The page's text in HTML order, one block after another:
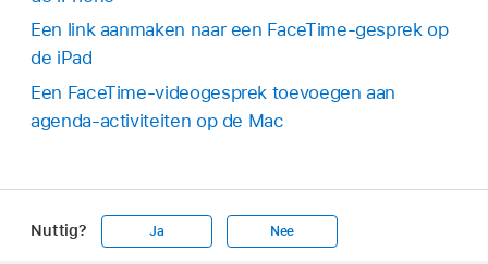
Een link aanmaken naar een FaceTime-gesprek op
de iPad
Een FaceTime-videogesprek toevoegen aan
agenda-activiteiten op de Mac
Nuttig? Ja Nee